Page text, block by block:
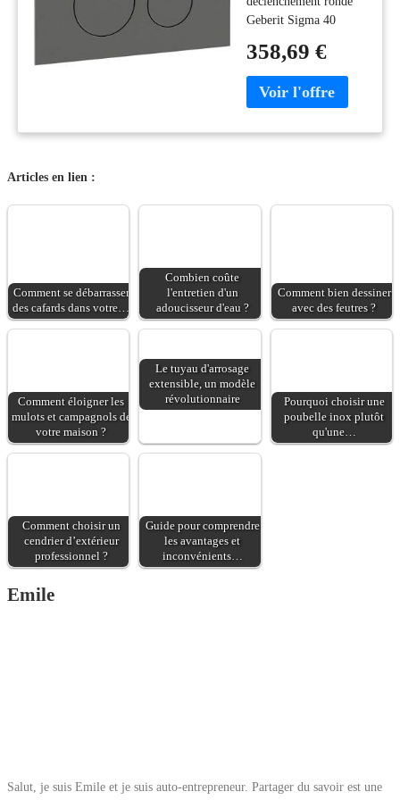
115628QD1
Ronde, chrome
noir / brossé,
revêtement facile
à nettoyer, pour
double chasse,
Geberit Sigma 40
l'actionnement de la
chasse d'eau des
réservoirs encastrés
cm
358,69 €
Articles en lien :
Comment se débarrasser
des cafards dans votre…
Combien coûte
l'entretien d'un
adoucisseur d'eau ?
Comment bien dessiner
avec des feutres ?
Comment éloigner les
mulots et campagnols de
votre maison ?
Le tuyau d'arrosage
extensible, un modèle
révolutionnaire
Pourquoi choisir une
poubelle inox plutôt
qu'une…
Comment choisir un
cendrier d’extérieur
professionnel ?
Guide pour comprendre
les avantages et
inconvénients…
Emile
Salut, je suis Emile et je suis auto-entrepreneur. Partager du savoir est une